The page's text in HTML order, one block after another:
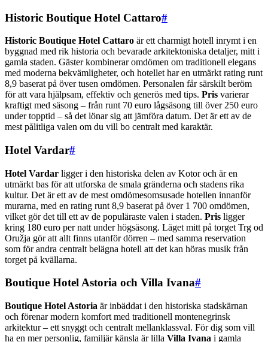
Historic Boutique Hotel Cattaro#
Historic Boutique Hotel Cattaro är ett charmigt hotell inrymt i en
byggnad med rik historia och bevarade arkitektoniska detaljer, mitt i
gamla staden. Gäster kombinerar omdömen om traditionell elegans
med moderna bekvämligheter, och hotellet har en utmärkt rating runt
8,9 baserat på över tusen omdömen. Personalen får särskilt beröm
för att vara hjälpsam, effektiv och generös med tips. Pris varierar
kraftigt med säsong – från runt 70 euro lågsäsong till över 250 euro
under topptid – så det lönar sig att jämföra datum. Det är ett av de
mest pålitliga valen om du vill bo centralt med karaktär.
Hotel Vardar#
Hotel Vardar ligger i den historiska delen av Kotor och är en
utmärkt bas för att utforska de smala gränderna och stadens rika
kultur. Det är ett av de mest omdömesomsusade hotellen innanför
murarna, med en rating runt 8,9 baserat på över 1 700 omdömen,
vilket gör det till ett av de populäraste valen i staden. Pris ligger
kring 180 euro per natt under högsäsong. Läget mitt på torget Trg od
Oružja gör att allt finns utanför dörren – med samma reservation
som för andra centralt belägna hotell att det kan höras musik från
torget på kvällarna.
Boutique Hotel Astoria och Villa Ivana#
Boutique Hotel Astoria är inbäddat i den historiska stadskärnan
och förenar modern komfort med traditionell montenegrinsk
arkitektur – ett snyggt och centralt mellanklassval. För dig som vill
ha en mer personlig, familjär känsla är lilla Villa Ivana i gamla